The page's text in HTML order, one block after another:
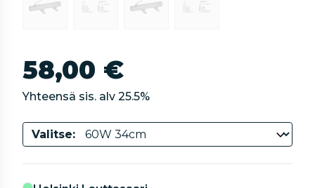
58,00 €
Yhteensä sis. alv 25.5%
Valitse: